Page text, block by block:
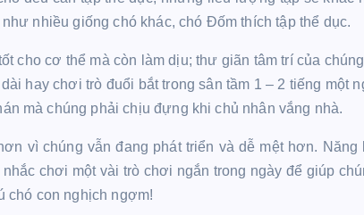
nhiều giống chó khác, chó Đốm thích tập thể dục.
cho cơ thể mà còn làm dịu; thư giãn tâm trí của
hay chơi trò đuổi bắt trong sân tầm 1 – 2 tiếng một
mà chúng phải chịu đựng khi chủ nhân vắng nhà.
vì chúng vẫn đang phát triển và dễ mệt hơn.
chơi một vài trò chơi ngắn trong ngày để giúp
chó con nghịch ngợm!